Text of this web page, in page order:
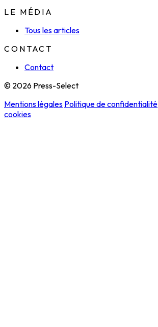
LE MÉDIA
Tous les articles
CONTACT
Contact
© 2026 Press-Select
Mentions légales Politique de confidentialité
cookies